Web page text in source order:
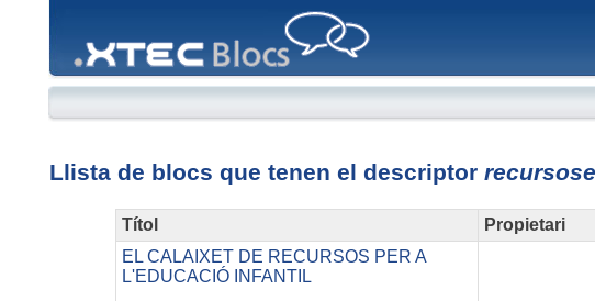
Llista de blocs que tenen el descriptor
Títol Propietari
EL CALAIXET DE RECURSOS PER A
L'EDUCACIÓ INFANTIL